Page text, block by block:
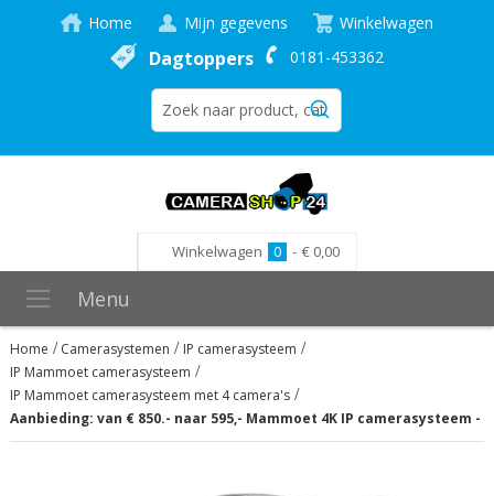
Home Mijn gegevens Winkelwagen
Dagtoppers 0181-453362
Winkelwagen 0 - € 0,00
Menu
Home Camerasystemen
IP camerasysteem
IP Mammoet camerasysteem
IP Mammoet camerasysteem met 4 camera's
Aanbieding: van € 850.- naar 595,- Mammoet 4K IP